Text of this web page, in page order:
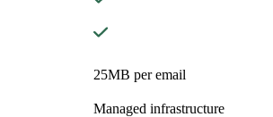
25MB per email
Managed infrastructure